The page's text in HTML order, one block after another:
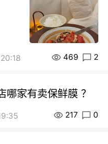
469 2
家有卖保鲜膜 ？
217 0